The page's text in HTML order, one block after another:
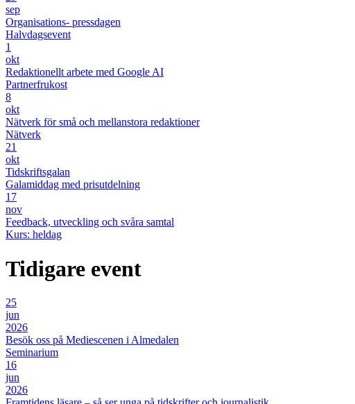
sep
Organisations- pressdagen
Halvdagsevent
1
okt
Redaktionellt arbete med Google AI
Partnerfrukost
8
okt
Nätverk för små och mellanstora redaktioner
Nätverk
21
okt
Tidskriftsgalan
Galamiddag med prisutdelning
17
nov
Feedback, utveckling och svåra samtal
Kurs: heldag
Tidigare event
25
jun
2026
Besök oss på Mediescenen i Almedalen
Seminarium
16
jun
2026